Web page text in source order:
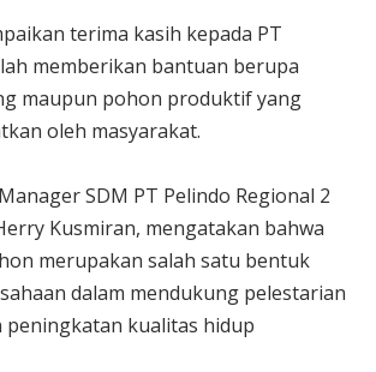
terima kasih kepada PT
memberikan bantuan berupa
maupun pohon produktif yang
oleh masyarakat.
SDM PT Pelindo Regional 2
Kusmiran, mengatakan bahwa
merupakan salah satu bentuk
dalam mendukung pelestarian
peningkatan kualitas hidup